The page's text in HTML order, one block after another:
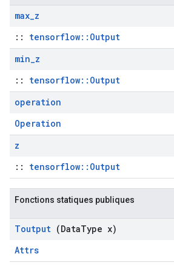
max_z
:: tensorflow::Output
min_z
:: tensorflow::Output
operation
Operation
z
:: tensorflow::Output
Fonctions statiques publiques
Toutput (DataType x)
Attrs